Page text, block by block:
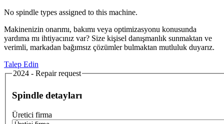
No spindle types assigned to this machine.
Makinenizin onarımı, bakımı veya optimizasyonu konusunda
yardıma mı ihtiyacınız var? Size kişisel danışmanlık sunmaktan ve
verimli, markadan bağımsız çözümler bulmaktan mutluluk duyarız.
Talep Edin
2024 - Repair request
Spindle detayları
Üretici firma